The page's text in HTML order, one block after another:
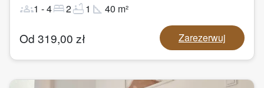
groups1 -4bed2bathtub1 square_foot 40 m²
Od 319,00 zł Zarezerwuj